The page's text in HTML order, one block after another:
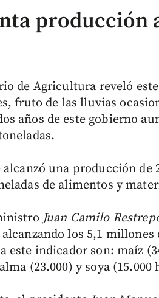
producción
de Agricultura reveló
fruto de las lluvias
años de este gobierno
alcanzó una producción de
de alimentos y
Juan Camilo
los 5,1 millones
este indicador son: maíz
(23.000) y soya (15.000